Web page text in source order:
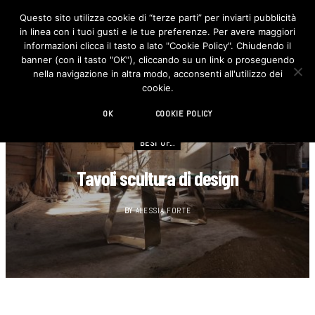
F
c
e
b
o
I
n
s
t
BEST OF...
Tavoli scultura di design
BY ALESSIA FORTE
Questo sito utilizza cookie di “terze parti” per inviarti pubblicità
in linea con i tuoi gusti e le tue preferenze. Per avere maggiori
informazioni clicca il tasto a lato "Cookie Policy". Chiudendo il
banner (con il tasto "OK"), cliccando su un link o proseguendo
nella navigazione in altra modo, acconsenti all'utilizzo dei
cookie.
OK COOKIE POLICY